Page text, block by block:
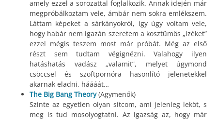
amely ezzel a sorozattal foglalkozik. Annak idején már
megpróbálkoztam vele, ámbár nem sokra emlékszem.
Láttam képeket a sárkányokról, így úgy voltam vele,
hogy habár nem igazán szeretem a kosztümös „izéket”
ezzel mégis teszem most már próbát. Még az első
részt sem tudtam végignézni. Valahogy ilyen
hatáshatás vadász „valamit”, melyet úgymond
csöccsel és szoftpornóra hasonlító jelenetekkel
akarnak eladni, háááát…
The Big Bang Theory (Agymenők)
Szinte az egyetlen olyan sitcom, ami jelenleg leköt, s
meg is tud mosolyogtatni. Az igazság az, hogy már